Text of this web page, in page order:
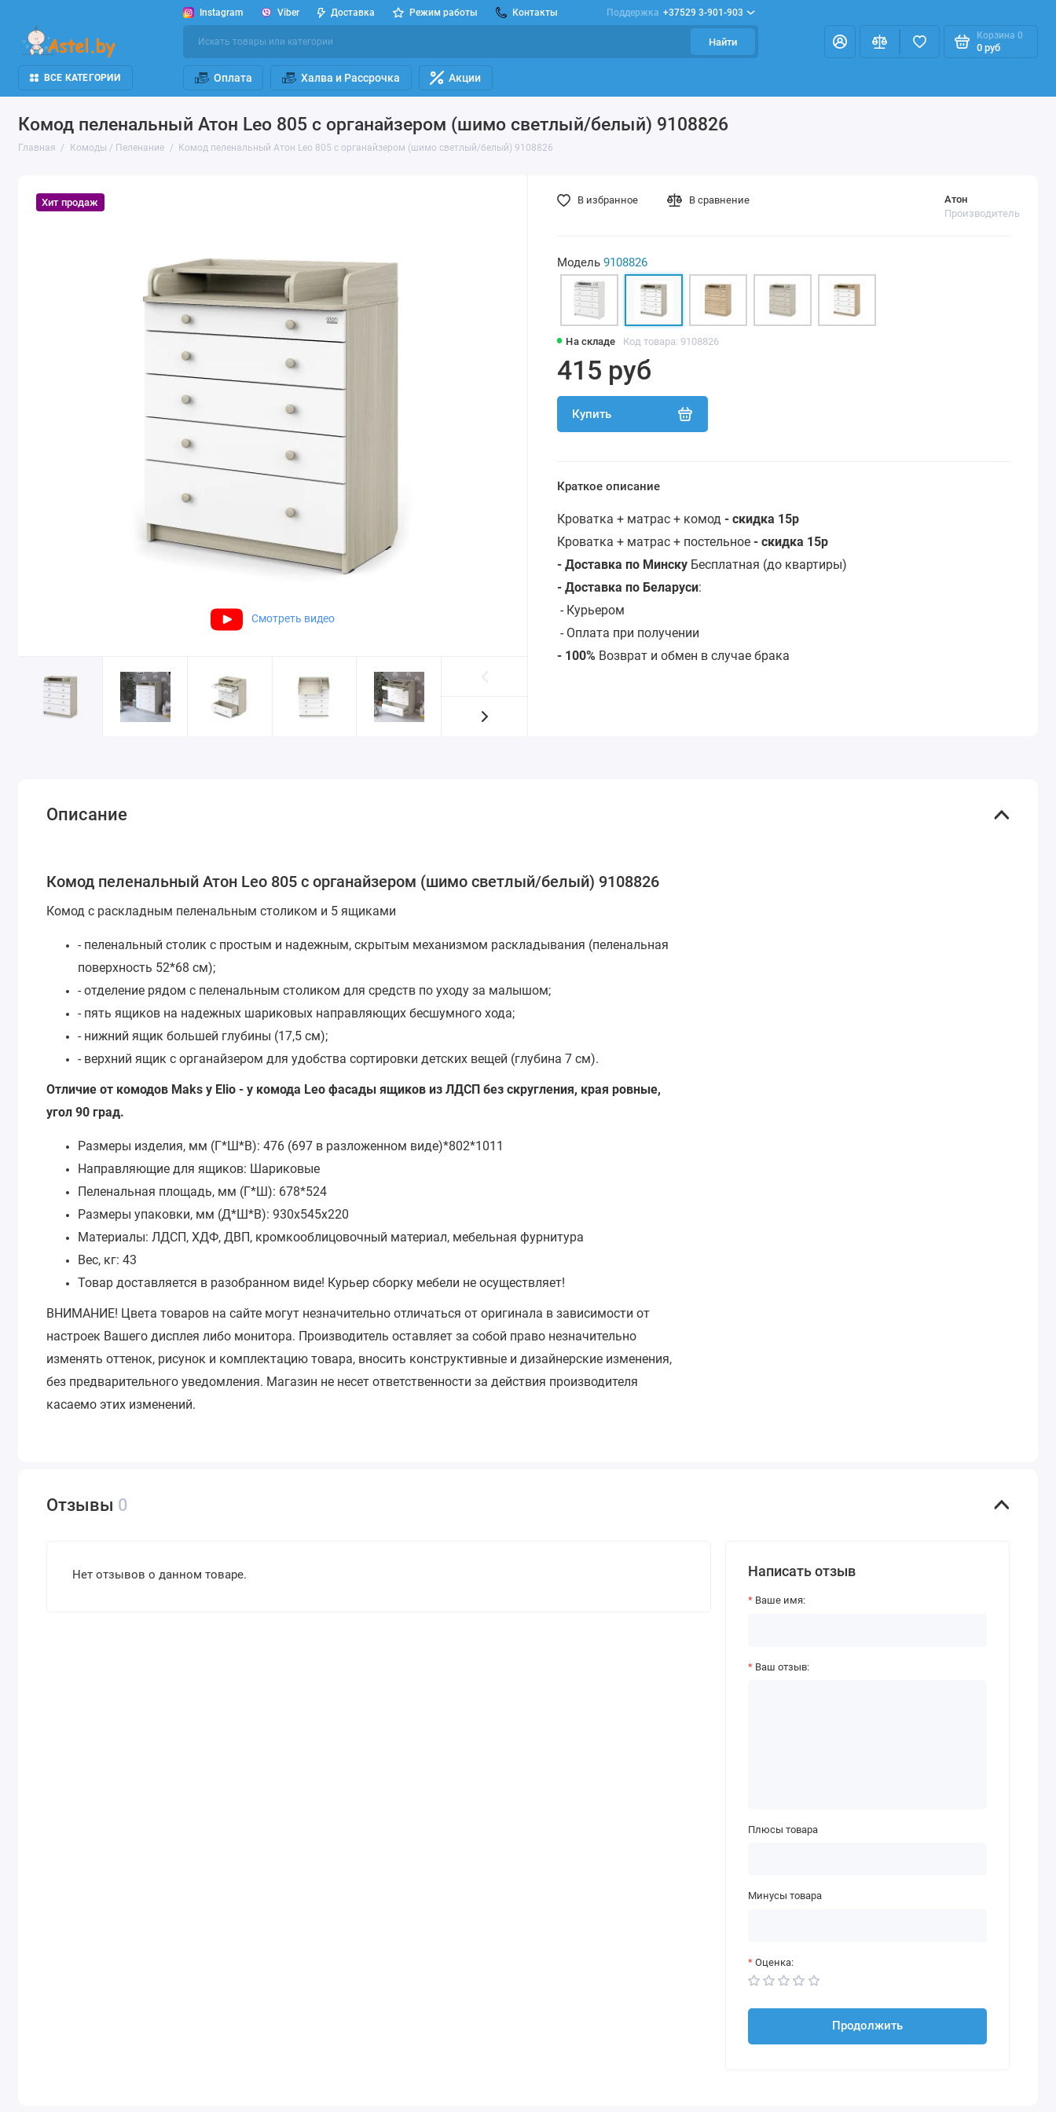
Instagram Viber Доставка Режим работы Контакты Поддержка +37529 3-901-903
Найти
Корзина 0
0 руб
ВСЕ КАТЕГОРИИ Оплата Халва и Рассрочка Акции
Комод пеленальный Атон Leo 805 с органайзером (шимо светлый/белый) 9108826
Главная Комоды / Пеленание Комод пеленальный Атон Leo 805 с органайзером (шимо светлый/белый) 9108826
Хит продаж
Смотреть видео
На складе Код товара: 9108826
Атон
Производитель
415 руб
Купить
В избранное В сравнение
Модель 9108826
Краткое описание
Кроватка + матрас + комод - скидка 15р
Кроватка + матрас + постельное - скидка 15р
- Доставка по МинскуБесплатная (до квартиры)
- Доставка по Беларуси:
- Курьером
- Оплата при получении
- 100% Возврат и обмен в случае брака
Описание
Комод пеленальный Атон Leo 805 с органайзером (шимо светлый/белый) 9108826
Комод с раскладным пеленальным столиком и 5 ящиками
- пеленальный столик с простым и надежным, скрытым механизмом раскладывания (пеленальная
поверхность 52*68 см);
- отделение рядом с пеленальным столиком для средств по уходу за малышом;
- пять ящиков на надежных шариковых направляющих бесшумного хода;
- нижний ящик большей глубины (17,5 см);
- верхний ящик с органайзером для удобства сортировки детских вещей (глубина 7 см).
Отличие от комодов Maks у Elio - у комода Leo фасады ящиков из ЛДСП без скругления, края ровные,
угол 90 град.
Размеры изделия, мм (Г*Ш*В):476 (697 в разложенном виде)*802*1011
Направляющие для ящиков: Шариковые
Пеленальная площадь, мм (Г*Ш): 678*524
Размеры упаковки, мм (Д*Ш*В):930x545x220
Материалы:ЛДСП, ХДФ, ДВП, кромкооблицовочный материал, мебельная фурнитура
Вес, кг:43
Товар доставляется в разобранном виде! Курьер сборку мебели не осуществляет!
ВНИМАНИЕ! Цвета товаров на сайте могут незначительно отличаться от оригинала в зависимости от
настроек Вашего дисплея либо монитора. Производитель оставляет за собой право незначительно
изменять оттенок, рисунок и комплектацию товара, вносить конструктивные и дизайнерские изменения,
без предварительного уведомления. Магазин не несет ответственности за действия производителя
касаемо этих изменений.
Отзывы 0
Нет отзывов о данном товаре. Написать отзыв
Ваше имя:
Ваш отзыв:
Плюсы товара
Минусы товара
Оценка:
Продолжить